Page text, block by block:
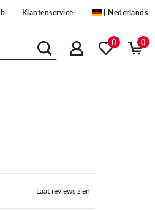
Klantenservice | Nederlands
0 0
Laat reviews zien